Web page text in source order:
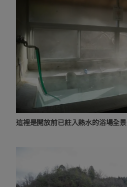
這裡是開放前已註入熱水的浴場全景